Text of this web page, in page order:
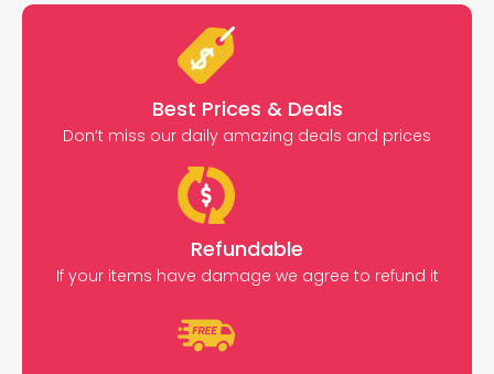
Best Prices & Deals
Don’t miss our daily amazing deals and prices
Refundable
If your items have damage we agree to refund it